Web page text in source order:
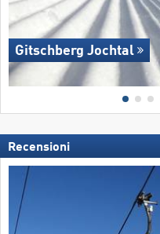
Gitschberg Jochtal
Recensioni